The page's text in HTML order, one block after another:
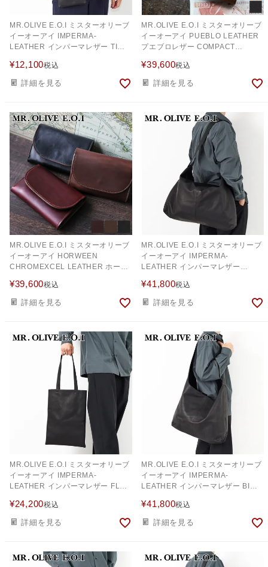
MR.OLIVE E.O.I ミスターオリーブ
イーオーアイ IMPERMA-
LEATHER インパーマレザー TINY
¥12,100税込
詳細を見る
MR.OLIVE E.O.I ミスターオリーブ
イーオーアイ PUEBLO LEATHER
プエブロレザー COMPACT
¥39,600税込
詳細を見る
MR.OLIVE E.O.I ミスターオリーブ
イーオーアイ HORWEEN
CHROMEXCEL LEATHER ホーウ
COMPACT WALLET ME115H
¥39,600税込
詳細を見る
MR.OLIVE E.O.I ミスターオリーブ
イーオーアイ IMPERMA-
LEATHER インパーマレザー
¥41,800税込
詳細を見る
MR.OLIVE E.O.I ミスターオリーブ
イーオーアイ IMPERMA-
LEATHER インパーマレザー FLAT
¥24,200税込
詳細を見る
MR.OLIVE E.O.I ミスターオリーブ
イーオーアイ IMPERMA-
LEATHER インパーマレザー BIG
¥41,800税込
詳細を見る